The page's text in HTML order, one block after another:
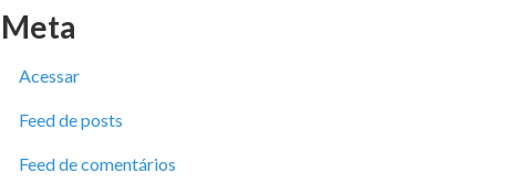
Meta
Acessar
Feed de posts
Feed de comentários